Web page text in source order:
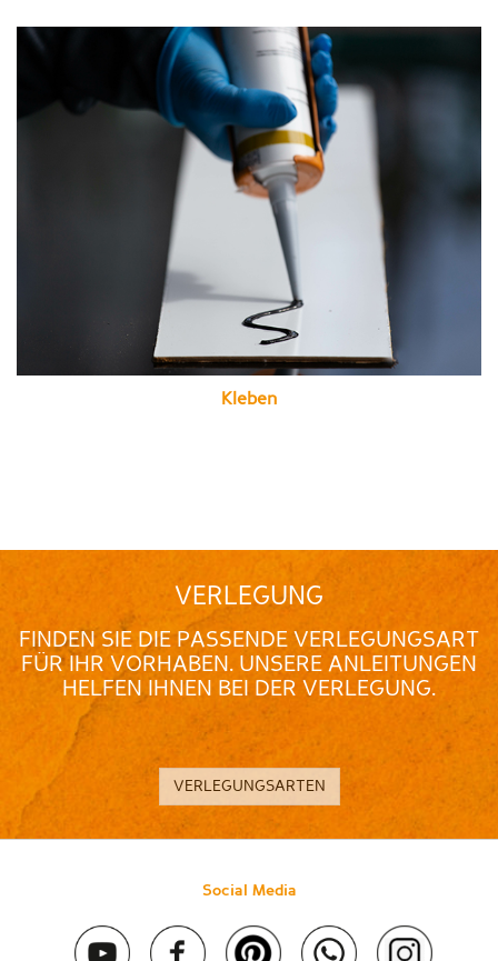
Kleben
VERLEGUNG
FINDEN SIE DIE PASSENDE VERLEGUNGSART
FÜR IHR VORHABEN. UNSERE ANLEITUNGEN
HELFEN IHNEN BEI DER VERLEGUNG.
VERLEGUNGSARTEN
Social Media